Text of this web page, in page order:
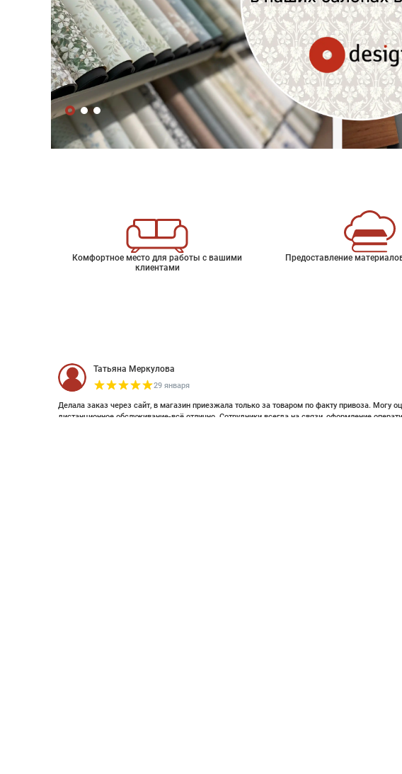
Комфортное место для работы с вашими
клиентами
Предоставление
Татьяна Меркулова
29 января
Делала заказ через сайт, в магазин приезжала только за товаром по факту привоза. Могу
дистанционное обслуживание-всё отлично. Сотрудники всегда на связи, оформление